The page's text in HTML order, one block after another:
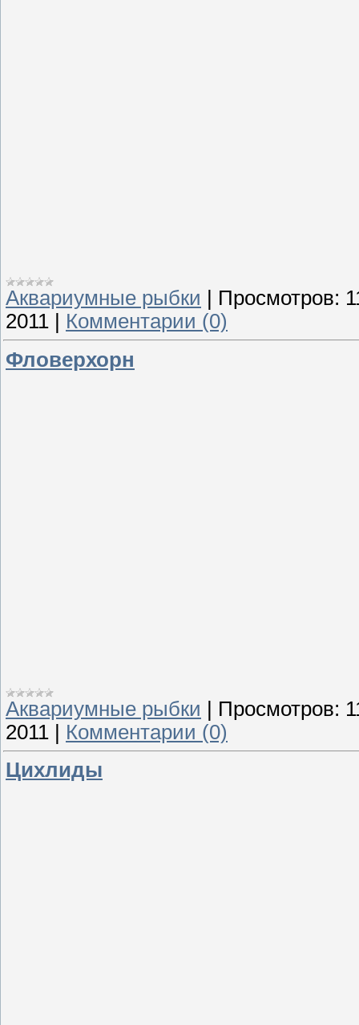
Аквариумные рыбки Просмотров:
2011
Комментарии (0)
Фловерхорн
Аквариумные рыбки | Просмотров:
2011 | Комментарии (0)
Цихлиды